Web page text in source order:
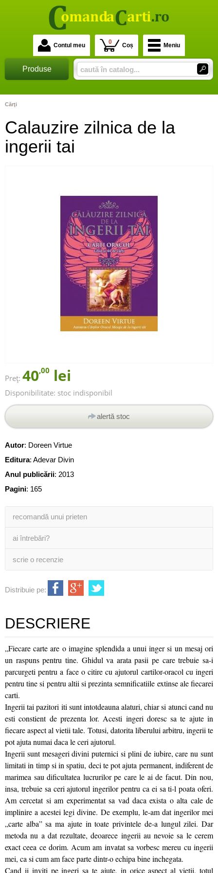
Contul meu 0 Coș Meniu
Produse
Cărţi
Calauzire zilnica de la
ingerii tai
Preț: 40,00 lei
Disponibilitate: stoc indisponibil
alertă stoc
Autor: Doreen Virtue
Editura: Adevar Divin
Anul publicării: 2013
Pagini: 165
recomandă unui prieten
ai întrebări?
scrie o recenzie
Distribuie pe:
DESCRIERE
„Fiecare carte are o imagine splendida a unui inger si un mesaj ori
un raspuns pentru tine. Ghidul va arata pasii pe care trebuie sa-i
parcurgeti pentru a face o citire cu ajutorul cartilor-oracol cu ingeri
pentru tine si pentru altii si prezinta semnificatiile extinse ale fiecarei
carti.
Ingerii tai pazitori iti sunt intotdeauna alaturi, chiar si atunci cand nu
esti constient de prezenta lor. Acesti ingeri doresc sa te ajute in
fiecare aspect al vietii tale. Totusi, datorita liberului arbitru, ingerii te
pot ajuta numai daca le ceri ajutorul.
Ingerii sunt mesageri divini puternici si plini de iubire, care nu sunt
limitati in timp si in spatiu, deci te pot ajuta permanent, indiferent de
marimea sau dificultatea lucrurilor pe care le ai de facut. Din nou,
insa, trebuie sa ceri ajutorul ingerilor pentru ca ei sa ti-l poata oferi.
Am cercetat si am experimentat sa vad daca exista o alta cale de
implinire a acestei legi divine. De exemplu, le-am dat ingerilor mei
„carte alba” sa ma ajute in toate privintele de-a lungul zilei. Dar
metoda nu a dat rezultate, deoarece ingerii au nevoie sa le cerem
exact ceea ce dorim. Acum am invatat sa vorbesc mereu cu ingerii
mei, ca si cum am face parte dintr-o echipa bine inchegata.
Cand ii inviti pe ingeri sa te ajute, in orice aspect al vietii, totul